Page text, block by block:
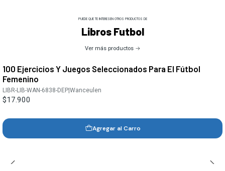
PUEDE QUE TE INTERESEN OTROS PRODUCTOS DE
Libros Futbol
Ver más productos
100 Ejercicios Y Juegos Seleccionados Para El Fútbol
Femenino
LIBR-LIB-WAN-6838-DEP |Wanceulen
$17.900
Agregar al Carro